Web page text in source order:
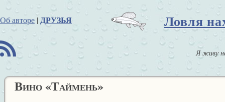
Об авторе | ДРУЗЬЯ Ловля
B Я живу
Вино «Таймень»